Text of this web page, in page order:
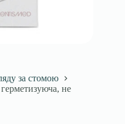
за стомою
не